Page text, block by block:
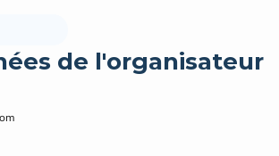
de l'organisateur